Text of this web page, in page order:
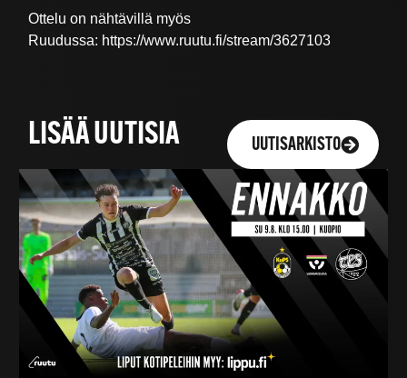
Ottelu on nähtävillä myös
Ruudussa: https://www.ruutu.fi/stream/3627103
LISÄÄ UUTISIA UUTISARKISTO